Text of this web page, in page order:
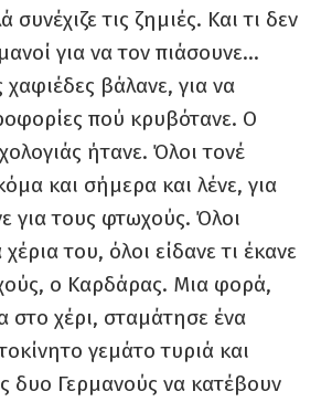
συνέχιζε τις ζημιές. Και τι δεν
για να τον πιάσουνε…
βάλανε, για να
πού κρυβότανε. Ο
ήτανε. Όλοι τονέ
και σήμερα και λένε, για
για τους φτωχούς. Όλοι
του, όλοι είδανε τι έκανε
ο Καρδάρας. Μια φορά,
στο χέρι, σταμάτησε ένα
γεμάτο τυριά και
δυο Γερμανούς να κατέβουν